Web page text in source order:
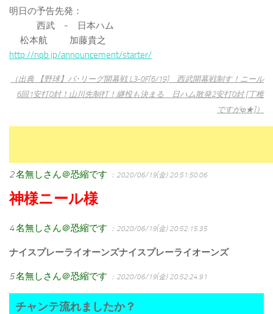
明日の予告先発：
西武 - 日本ハム
松本航 加藤貴之
http://npb.jp/announcement/starter/
（出典 【野球】パ･リーグ開幕戦 L3-0F[6/19] 西武開幕戦制す！ニール
6回1安打0封！山川先制打！継投も決まる 日ハム散発2安打0封 [丁稚
ですがφ★]）
2名無しさん＠恐縮です ：2020/06/19(金) 20:51:50.06
神様ニール様
4名無しさん＠恐縮です ：2020/06/19(金) 20:52:15.35
ナイスプレーライオーンズナイスプレーライオーンズ
5名無しさん＠恐縮です ：2020/06/19(金) 20:52:24.91
チャンテ流れましたか？